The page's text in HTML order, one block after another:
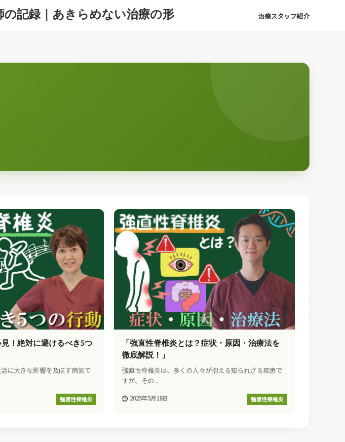
記録｜あきらめない治療の形 治療スタッフ紹介
！絶対に避けるべき5つ
に大きな影響を及ぼす病気で
強直性脊椎炎
「強直性脊椎炎とは？症状・原因・治療法を
徹底解説！」
強直性脊椎炎は、多くの人々が抱える知られざる疾患で
すが、その...
2025年5月18日 強直性脊椎炎